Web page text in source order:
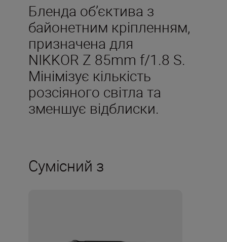
Бленда об’єктива з
байонетним кріпленням,
призначена для
NIKKOR Z 85mm f/1.8 S.
Мінімізує кількість
розсіяного світла та
зменшує відблиски.
Сумісний з